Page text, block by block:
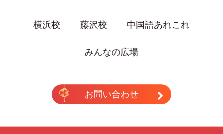
横浜校 藤沢校 中国語あれこれ
みんなの広場
お問い合わせ